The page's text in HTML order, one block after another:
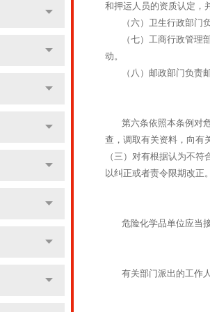
和押运人员的资质认定，
（六）卫生行政部门负
（七）工商行政管理部
动。
（八）邮政部门负责邮
第六条依照本条例对危
查，调取有关资料，向有
（三）对有根据认为不
以纠正或者责令限期改正
危险化学品单位应当接
有关部门派出的工作人